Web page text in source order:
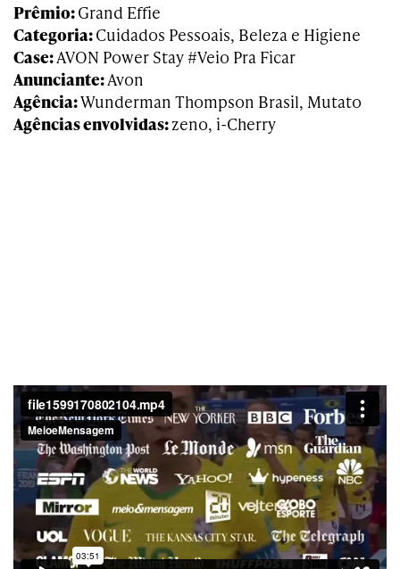
Prêmio:Grand Effie
Categoria:Cuidados Pessoais, Beleza e Higiene
Case:AVON Power Stay #Veio Pra Ficar
Anunciante:Avon
Agência:Wunderman Thompson Brasil, Mutato
Agências envolvidas:zeno, i-Cherry